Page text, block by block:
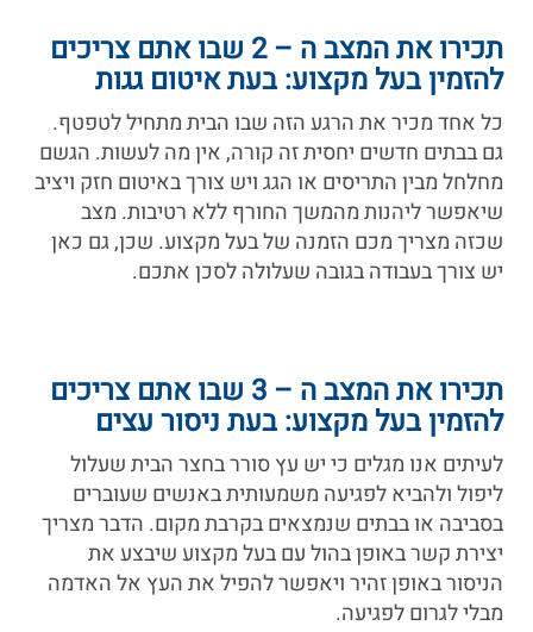
תכירו את המצב ה – 2 שבו אתם צריכים
להזמין בעל מקצוע: בעת איטום גגות
כל אחד מכיר את הרגע הזה שבו הבית מתחיל לטפטף.
גם בבתים חדשים יחסית זה קורה, אין מה לעשות. הגשם
מחלחל מבין התריסים או הגג ויש צורך באיטום חזק ויציב
שיאפשר ליהנות מהמשך החורף ללא רטיבות. מצב
שכזה מצריך מכם הזמנה של בעל מקצוע. שכן, גם כאן
יש צורך בעבודה בגובה שעלולה לסכן אתכם.
תכירו את המצב ה – 3 שבו אתם צריכים
להזמין בעל מקצוע: בעת ניסור עצים
לעיתים אנו מגלים כי יש עץ סורר בחצר הבית שעלול
ליפול ולהביא לפגיעה משמעותית באנשים שעוברים
בסביבה או בבתים שנמצאים בקרבת מקום. הדבר מצריך
יצירת קשר באופן בהול עם בעל מקצוע שיבצע את
הניסור באופן זהיר ויאפשר להפיל את העץ אל האדמה
מבלי לגרום לפגיעה.